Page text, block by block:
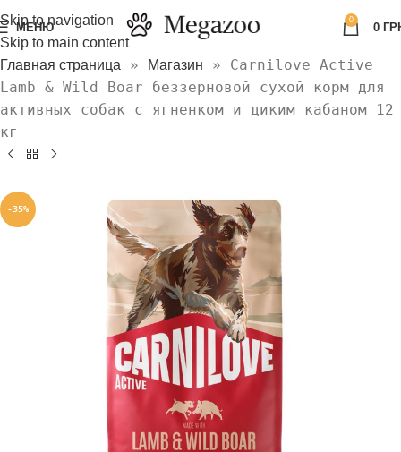
Skip to navigation
Skip to main content
МЕНЮ
0
0
Главная страница » Магазин » Carnilove Active
Lamb & Wild Boar беззерновой сухой корм для
активных собак с ягненком и диким кабаном 12
кг
-35%